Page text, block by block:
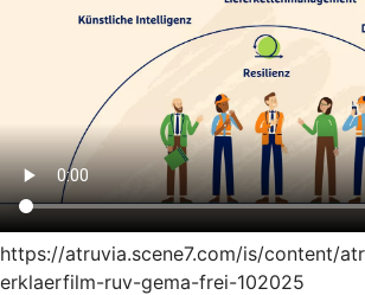
https://atruvia.scene7.com/is/content/
erklaerfilm-ruv-gema-frei-102025